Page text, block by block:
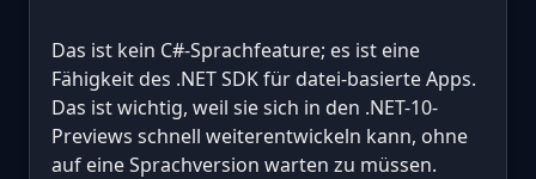
Das ist kein C#-Sprachfeature; es ist eine
Fähigkeit des .NET SDK für datei-basierte Apps.
Das ist wichtig, weil sie sich in den .NET-10-
Previews schnell weiterentwickeln kann, ohne
auf eine Sprachversion warten zu müssen.